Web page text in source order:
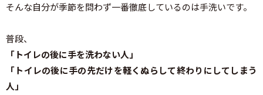
そんな自分が季節を問わず一番徹底しているのは手洗いです。
普段、
「トイレの後に手を洗わない人」
「トイレの後に手の先だけを軽くぬらして終わりにしてしまう
人」